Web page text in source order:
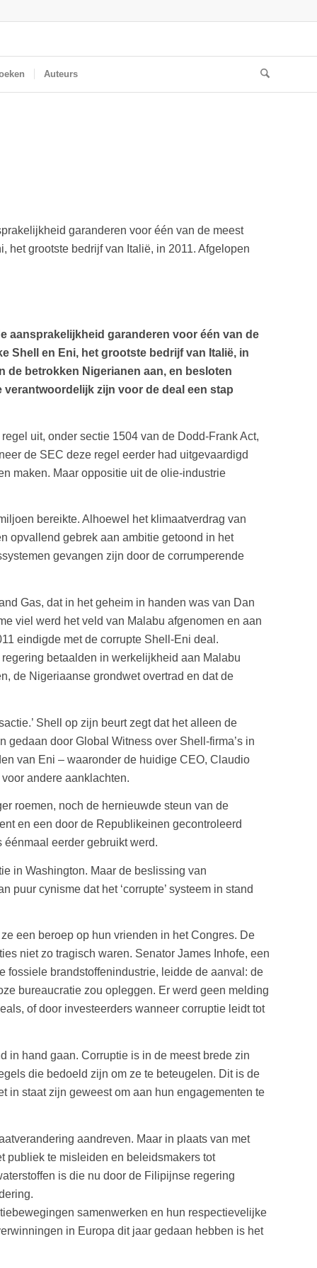
Auteurs
garanderen voor één van de meest
het grootste bedrijf van Italië, in 2011. Afgelopen
aansprakelijkheid garanderen voor één van de
Shell en Eni, het grootste bedrijf van Italië, in
de betrokken Nigerianen aan, en besloten
zijn voor de deal een stap
uit, onder sectie 1504 van de Dodd-Frank Act,
de SEC deze regel eerder had uitgevaardigd
maken. Maar oppositie uit de olie-industrie
bereikte. Alhoewel het klimaatverdrag van
opvallend gebrek aan ambitie getoond in het
gevangen zijn door de corrumperende
Gas, dat in het geheim in handen was van Dan
viel werd het veld van Malabu afgenomen en aan
eindigde met de corrupte Shell-Eni deal.
betaalden in werkelijkheid aan Malabu
de Nigeriaanse grondwet overtrad en dat de
Shell op zijn beurt zegt dat het alleen de
gedaan door Global Witness over Shell-firma’s in
van Eni – waaronder de huidige CEO, Claudio
andere aanklachten.
roemen, noch de hernieuwde steun van de
en een door de Republikeinen gecontroleerd
eerder gebruikt werd.
in Washington. Maar de beslissing van
cynisme dat het ‘corrupte’ systeem in stand
een beroep op hun vrienden in het Congres. De
niet zo tragisch waren. Senator James Inhofe, een
fossiele brandstoffenindustrie, leidde de aanval: de
bureaucratie zou opleggen. Er werd geen melding
of door investeerders wanneer corruptie leidt tot
in hand gaan. Corruptie is in de meest brede zin
die bedoeld zijn om ze te beteugelen. Dit is de
in staat zijn geweest om aan hun engagementen te
aandreven. Maar in plaats van met
publiek te misleiden en beleidsmakers tot
is die nu door de Filipijnse regering
samenwerken en hun respectievelijke
in Europa dit jaar gedaan hebben is het